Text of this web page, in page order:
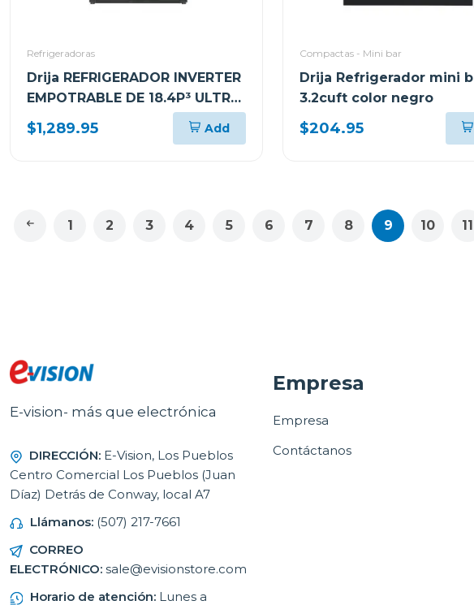
Refrigeradoras
Drija REFRIGERADOR INVERTER
EMPOTRABLE DE 18.4P³ ULTRA
FAST COOLING ACERO NEGRO
MATE 18CD4P
$1,289.95 Add
Compactas - Mini bar
Drija Refrigerador mini
3.2cuft color negro
$204.95
1 2 3 4 5 6 7 8 9 10 11
E-vision- más que electrónica
DIRECCIÓN: E-Vision, Los Pueblos
Centro Comercial Los Pueblos (Juan
Díaz) Detrás de Conway, local A7
Llámanos: (507) 217-7661
CORREO
ELECTRÓNICO: sale@evisionstore.com
Horario de atención: Lunes a
Empresa
Empresa
Contáctanos